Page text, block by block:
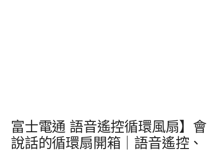
富士電通 語音遙控循環風扇】會
說話的循環扇開箱｜語音遙控、